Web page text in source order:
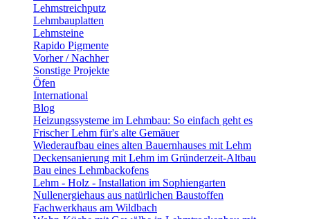
Lehmstreichputz
Lehmbauplatten
Lehmsteine
Rapido Pigmente
Vorher / Nachher
Sonstige Projekte
Öfen
International
Blog
Heizungssysteme im Lehmbau: So einfach geht es
Frischer Lehm für's alte Gemäuer
Wiederaufbau eines alten Bauernhauses mit Lehm
Deckensanierung mit Lehm im Gründerzeit-Altbau
Bau eines Lehmbackofens
Lehm - Holz - Installation im Sophiengarten
Nullenergiehaus aus natürlichen Baustoffen
Fachwerkhaus am Wildbach